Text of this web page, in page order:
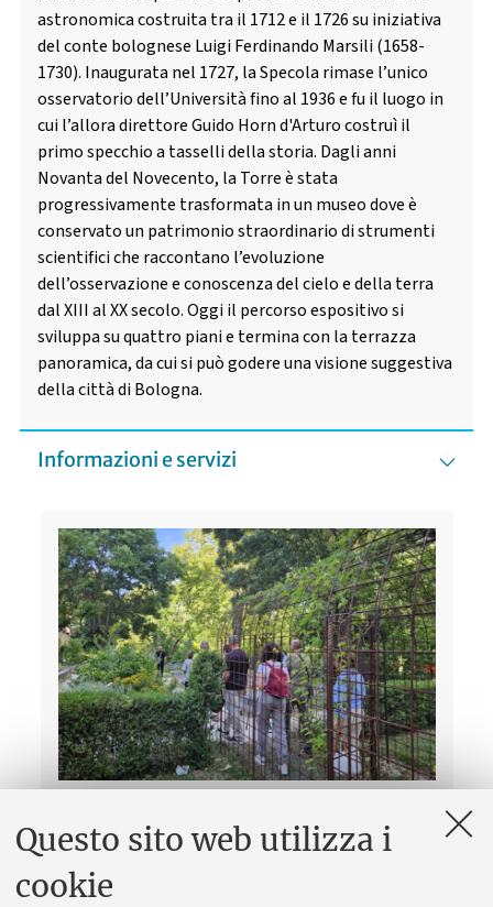
Questo sito web utilizza i
cookie
astronomica costruita tra il 1712 e il 1726 su iniziativa
del conte bolognese Luigi Ferdinando Marsili (1658-
1730). Inaugurata nel 1727, la Specola rimase l’unico
osservatorio dell’Università fino al 1936 e fu il luogo in
cui l’allora direttore Guido Horn d'Arturo costruì il
primo specchio a tasselli della storia. Dagli anni
Novanta del Novecento, la Torre è stata
progressivamente trasformata in un museo dove è
conservato un patrimonio straordinario di strumenti
scientifici che raccontano l’evoluzione
dell’osservazione e conoscenza del cielo e della terra
dal XIII al XX secolo. Oggi il percorso espositivo si
sviluppa su quattro piani e termina con la terrazza
panoramica, da cui si può godere una visione suggestiva
della città di Bologna.
Informazioni e servizi
luglio e agosto 2026
Dal 01/07/2026 al 31/08/2026